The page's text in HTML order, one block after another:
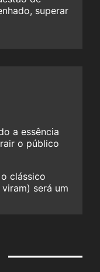
superar
a essência
o público
clássico
será um